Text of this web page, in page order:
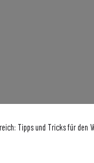
Tipps und Tricks für den